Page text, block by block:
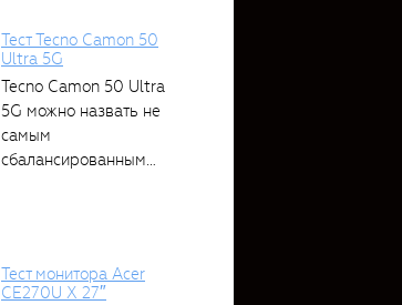
Тест Tecno Camon 50
Ultra 5G
Tecno Camon 50 Ultra
5G можно назвать не
самым
сбалансированным
Тест монитора Acer
CE270U X 27″